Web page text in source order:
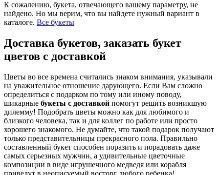
К сожалению, букета, отвечающего вашему параметру, не
найдено. Но мы верим, что вы найдете нужный вариант в
каталоге. Все букеты
Доставка букетов, заказать букет
цветов с доставкой
Цветы во все времена считались знаком внимания, указывали
на уважительное отношение дарующего. Если Вам сложно
определиться с подарком по тому или иному поводу,
шикарные букеты с доставкой помогут решить возникшую
дилемму! Подобрать цветы можно как для любимого и
близкого человека, так и для коллег по работе или просто
хорошего знакомого. Не думайте, что такой подарок получают
только представительницы прекрасного пола. Правильно
составленный букет способен поразить и порадовать даже
самых серьезных мужчин, а удивительные цветочные
композиции в виде игрушечного медведя или корабля